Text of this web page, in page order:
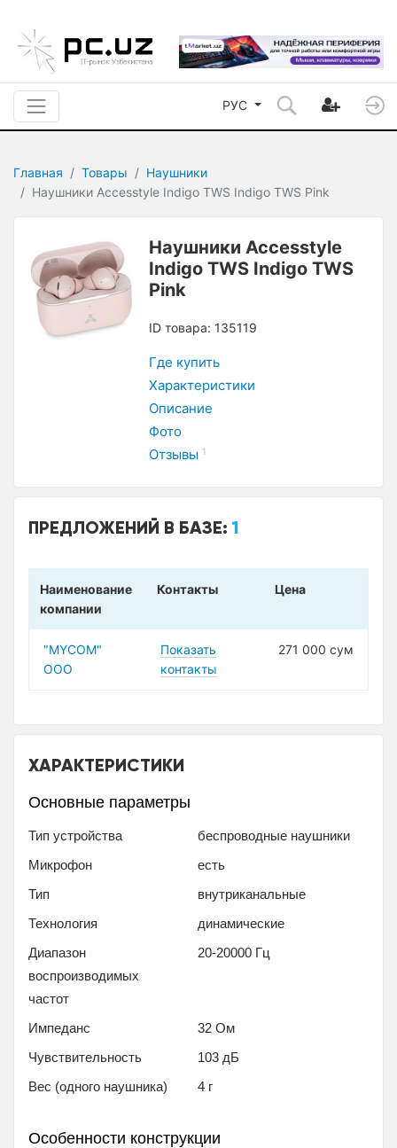
РУС
Главная Товары
Наушники
Наушники Accesstyle Indigo TWS Indigo TWS Pink
Наушники Accesstyle
Indigo TWS Indigo TWS
Pink
ID товара: 135119
Где купить
Характеристики
Описание
Фото
Отзывы 1
ПРЕДЛОЖЕНИЙ В БАЗЕ:1
Наименование
компании
Контакты Цена
"MYCOM"
ООО
Показать
контакты
271 000 сум
ХАРАКТЕРИСТИКИ
Основные параметры
Тип устройства
беспроводные наушники
Микрофон
есть
Тип
внутриканальные
Технология
динамические
Диапазон
воспроизводимых
частот
20-20000 Гц
Импеданс
32 Ом
Чувствительность
103 дБ
Вес (одного наушника)
4 г
Особенности конструкции